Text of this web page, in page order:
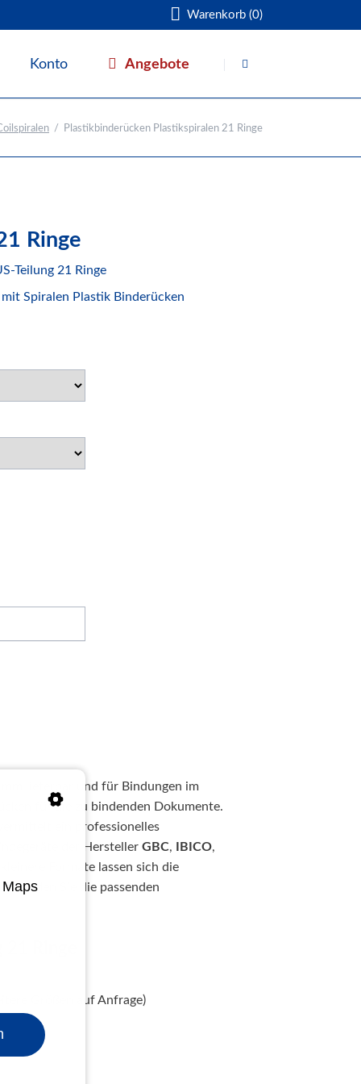
Warenkorb (0)
überspringen
Konto Angebote
Plastikbinderücken Plastikspiralen 21 Ringe
Ringe
lieferbar und für Bindungen im
für die zu bindenden Dokumente.
ein professionelles
der Hersteller GBC, IBICO,
Formate lassen sich die
finden Sie die passenden
Größen auf Anfrage)